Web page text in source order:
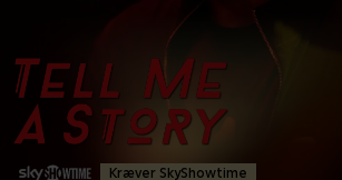
Kræver SkyShowtime